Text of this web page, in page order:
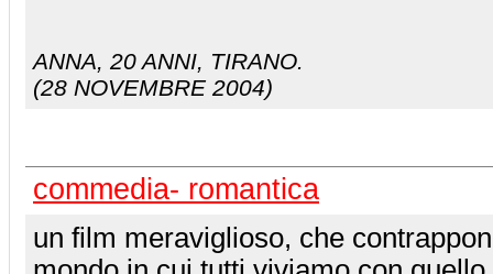
ANNA, 20 ANNI, TIRANO.
(28 NOVEMBRE 2004)
commedia- romantica
un film meraviglioso, che